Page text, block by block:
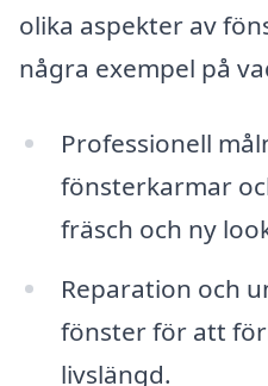
olika aspekter av
några exempel på
Professionell
fönsterkarmar
fräsch och ny
Reparation och
fönster för att
livslängd.